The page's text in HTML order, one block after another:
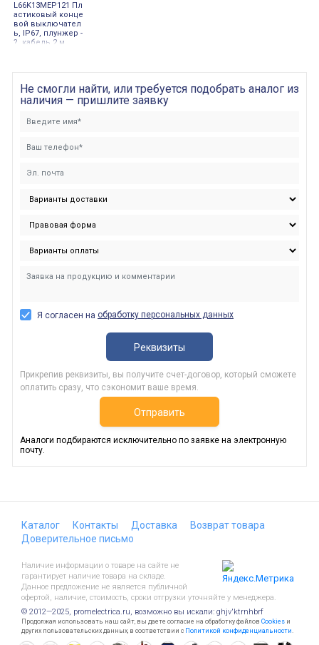
L66K13MEP121 Пл
астиковый конце
вой выключател
ь, IP67, плунжер -
?, кабель 2 м
Не смогли найти, или требуется подобрать аналог из
наличия — пришлите заявку
Я согласен на обработку персональных данных
Реквизиты
Прикрепив реквизиты, вы получите счет-договор, который сможете
оплатить сразу, что сэкономит ваше время.
Отправить
Аналоги подбираются исключительно по заявке на электронную
почту.
Каталог Контакты Доставка
Возврат товара
Доверительное письмо
Наличие информации о товаре на сайте не
гарантирует наличие товара на складе.
Данное предложение не является публичной
офертой, наличие, стоимость, сроки отгрузки уточняйте у менеджера.
© 2012—2025, promelectrica.ru, возможно вы искали: ghjv'ktrnhbrf
Продолжая использовать наш сайт, вы даете согласие на обработку файлов Cookies и
других пользовательских данных, в соответствии с Политикой конфиденциальности.